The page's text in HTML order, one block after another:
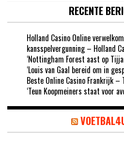
RECENTE
Holland Casino Online
kansspelvergunning – Holland
‘Nottingham Forest aast op
‘Louis van Gaal bereid om in
Beste Online Casino Frankrijk –
‘Teun Koopmeiners staat voor